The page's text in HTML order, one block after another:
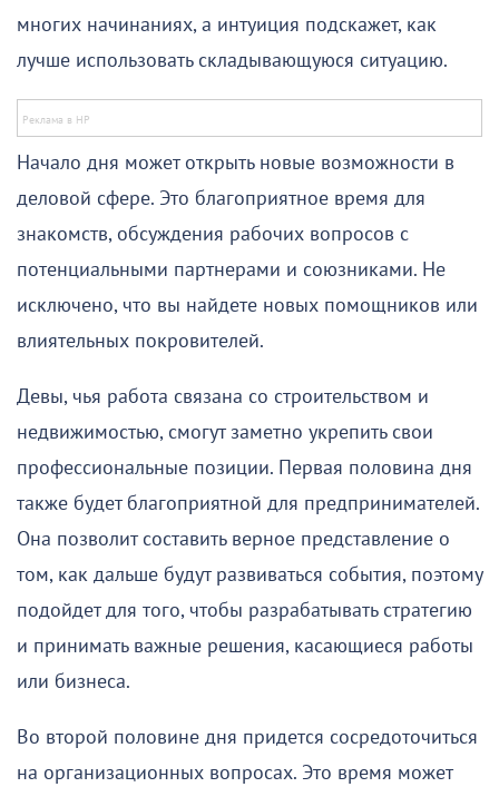
многих начинаниях, а интуиция подскажет, как
лучше использовать складывающуюся ситуацию.
Начало дня может открыть новые возможности в
деловой сфере. Это благоприятное время для
знакомств, обсуждения рабочих вопросов с
потенциальными партнерами и союзниками. Не
исключено, что вы найдете новых помощников или
влиятельных покровителей.
Девы, чья работа связана со строительством и
недвижимостью, смогут заметно укрепить свои
профессиональные позиции. Первая половина дня
также будет благоприятной для предпринимателей.
Она позволит составить верное представление о
том, как дальше будут развиваться события, поэтому
подойдет для того, чтобы разрабатывать стратегию
и принимать важные решения, касающиеся работы
или бизнеса.
Во второй половине дня придется сосредоточиться
на организационных вопросах. Это время может